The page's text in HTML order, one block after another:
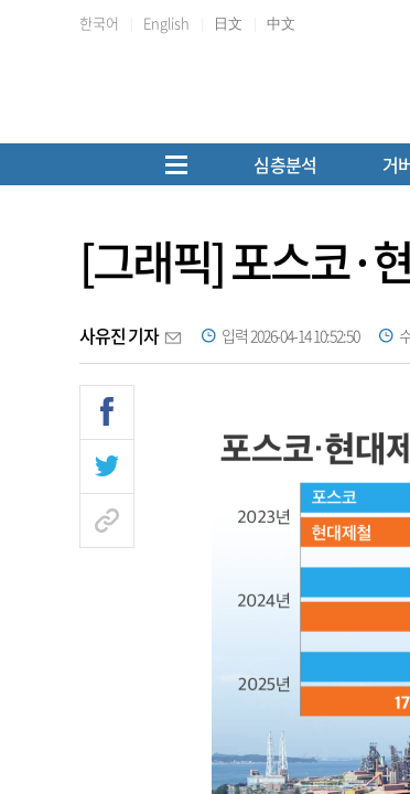
한국어 English 日文 中文
심층분석 거
[그래픽] 포스코·
사유진 기자 입력 2026-04-14 10:52:50